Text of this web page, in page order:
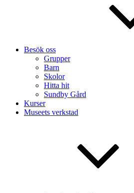
Besök oss
Grupper
Barn
Skolor
Hitta hit
Sundby Gård
Kurser
Museets verkstad